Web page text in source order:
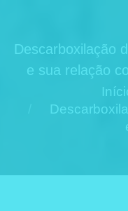
Descarboxilação
e sua relação